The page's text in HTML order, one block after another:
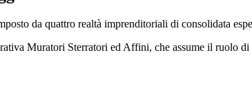
da quattro realtà imprenditoriali di consolidata
Muratori Sterratori ed Affini, che assume il ruolo di